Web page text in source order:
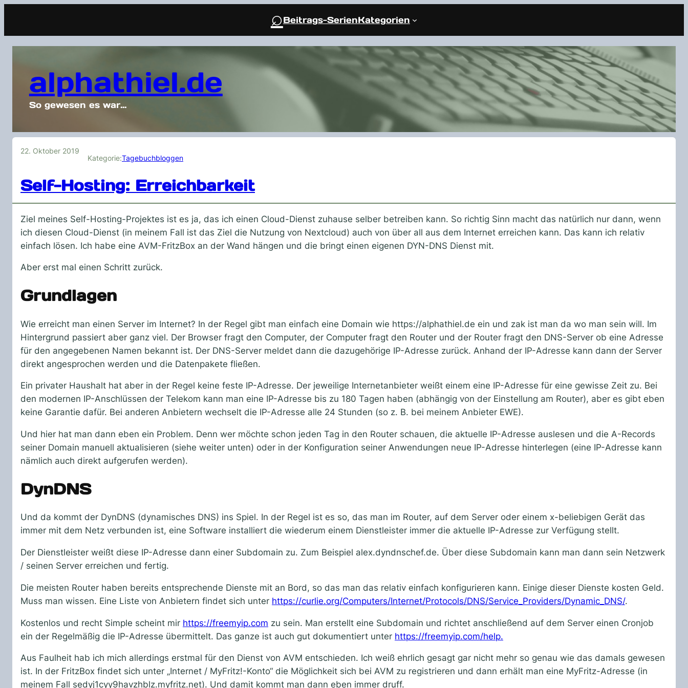
⌕Beitrags-SerienKategorien
alphathiel.de
So gewesen es war…
22. Oktober 2019
Kategorie:Tagebuchbloggen
Self-Hosting: Erreichbarkeit
Ziel meines Self-Hosting-Projektes ist es ja, das ich einen Cloud-Dienst zuhause selber betreiben kann. So richtig Sinn macht das natürlich nur dann, wenn
ich diesen Cloud-Dienst (in meinem Fall ist das Ziel die Nutzung von Nextcloud) auch von über all aus dem Internet erreichen kann. Das kann ich relativ
einfach lösen. Ich habe eine AVM-FritzBox an der Wand hängen und die bringt einen eigenen DYN-DNS Dienst mit.
Aber erst mal einen Schritt zurück.
Grundlagen
Wie erreicht man einen Server im Internet? In der Regel gibt man einfach eine Domain wie https://alphathiel.de ein und zak ist man da wo man sein will. Im
Hintergrund passiert aber ganz viel. Der Browser fragt den Computer, der Computer fragt den Router und der Router fragt den DNS-Server ob eine Adresse
für den angegebenen Namen bekannt ist. Der DNS-Server meldet dann die dazugehörige IP-Adresse zurück. Anhand der IP-Adresse kann dann der Server
direkt angesprochen werden und die Datenpakete fließen.
Ein privater Haushalt hat aber in der Regel keine feste IP-Adresse. Der jeweilige Internetanbieter weißt einem eine IP-Adresse für eine gewisse Zeit zu. Bei
den modernen IP-Anschlüssen der Telekom kann man eine IP-Adresse bis zu 180 Tagen haben (abhängig von der Einstellung am Router), aber es gibt eben
keine Garantie dafür. Bei anderen Anbietern wechselt die IP-Adresse alle 24 Stunden (so z. B. bei meinem Anbieter EWE).
Und hier hat man dann eben ein Problem. Denn wer möchte schon jeden Tag in den Router schauen, die aktuelle IP-Adresse auslesen und die A-Records
seiner Domain manuell aktualisieren (siehe weiter unten) oder in der Konfiguration seiner Anwendungen neue IP-Adresse hinterlegen (eine IP-Adresse kann
nämlich auch direkt aufgerufen werden).
DynDNS
Und da kommt der DynDNS (dynamisches DNS) ins Spiel. In der Regel ist es so, das man im Router, auf dem Server oder einem x-beliebigen Gerät das
immer mit dem Netz verbunden ist, eine Software installiert die wiederum einem Dienstleister immer die aktuelle IP-Adresse zur Verfügung stellt.
Der Dienstleister weißt diese IP-Adresse dann einer Subdomain zu. Zum Beispiel alex.dyndnschef.de. Über diese Subdomain kann man dann sein Netzwerk
/ seinen Server erreichen und fertig.
Die meisten Router haben bereits entsprechende Dienste mit an Bord, so das man das relativ einfach konfigurieren kann. Einige dieser Dienste kosten Geld.
Muss man wissen. Eine Liste von Anbietern findet sich unter https://curlie.org/Computers/Internet/Protocols/DNS/Service_Providers/Dynamic_DNS/.
Kostenlos und recht Simple scheint mir https://freemyip.com zu sein. Man erstellt eine Subdomain und richtet anschließend auf dem Server einen Cronjob
ein der Regelmäßig die IP-Adresse übermittelt. Das ganze ist auch gut dokumentiert unter https://freemyip.com/help.
Aus Faulheit hab ich mich allerdings erstmal für den Dienst von AVM entschieden. Ich weiß ehrlich gesagt gar nicht mehr so genau wie das damals gewesen
ist. In der FritzBox findet sich unter „Internet / MyFritz!-Konto“ die Möglichkeit sich bei AVM zu registrieren und dann erhält man eine MyFritz-Adresse (in
meinem Fall sedyj1cyy9havzhblz.myfritz.net). Und damit kommt man dann eben immer druff.